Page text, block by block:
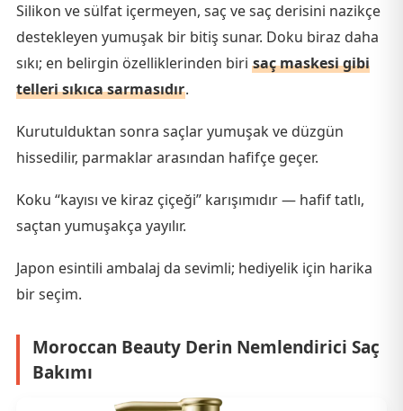
Silikon ve sülfat içermeyen, saç ve saç derisini nazikçe
destekleyen yumuşak bir bitiş sunar. Doku biraz daha
sıkı; en belirgin özelliklerinden biri saç maskesi gibi
telleri sıkıca sarmasıdır.
Kurutulduktan sonra saçlar yumuşak ve düzgün
hissedilir, parmaklar arasından hafifçe geçer.
Koku “kayısı ve kiraz çiçeği” karışımıdır — hafif tatlı,
saçtan yumuşakça yayılır.
Japon esintili ambalaj da sevimli; hediyelik için harika
bir seçim.
Moroccan Beauty Derin Nemlendirici Saç
Bakımı